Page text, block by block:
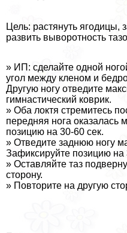
Цель: растянуть
развить выворотность
» ИП: сделайте одной
угол между кленом и
Другую ногу отведите
гимнастический коврик.
» Оба локтя стремитесь
передняя нога оказалась
позицию на 30-60 сек.
» Отведите заднюю ногу
Зафиксируйте позицию на
» Оставляйте таз
сторону.
» Повторите на другую